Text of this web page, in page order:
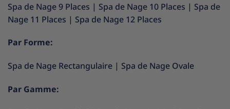
Spa de Nage 9 Places | Spa de Nage 10 Places | Spa de
Nage 11 Places | Spa de Nage 12 Places
Par Forme:
Spa de Nage Rectangulaire | Spa de Nage Ovale
Par Gamme: